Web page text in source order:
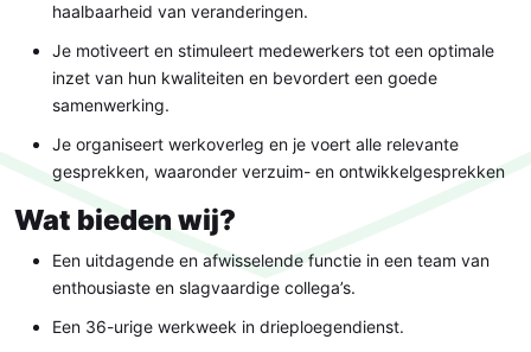
haalbaarheid van veranderingen.
Je motiveert en stimuleert medewerkers tot een optimale
inzet van hun kwaliteiten en bevordert een goede
samenwerking.
Je organiseert werkoverleg en je voert alle relevante
gesprekken, waaronder verzuim- en ontwikkelgesprekken
Wat bieden wij?
Een uitdagende en afwisselende functie in een team van
enthousiaste en slagvaardige collega’s.
Een 36-urige werkweek in drieploegendienst.